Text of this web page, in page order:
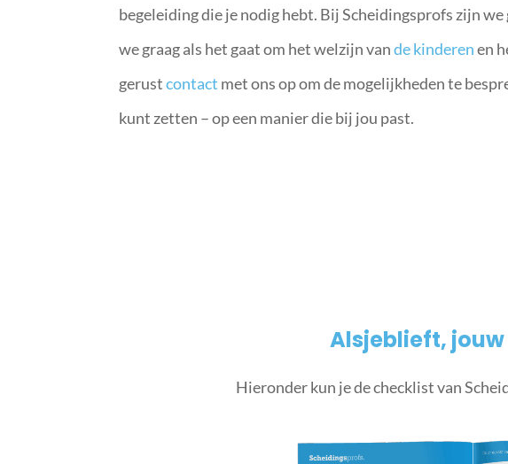
begeleiding die je nodig hebt. Bij Scheidingsprofs zijn
we graag als het gaat om het welzijn vande kinderenen
gerustcontact met ons op om de mogelijkheden te
kunt zetten – op een manier die bij jou past.
Alsjeblieft,
Hieronder kun je de checklist van